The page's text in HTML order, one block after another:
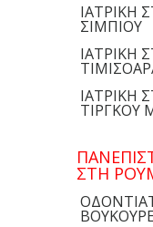
ΙΑΤΡΙΚΗ
ΣΙΜΠΙΟΥ
ΙΑΤΡΙΚΗ
ΙΑΤΡΙΚΗ
ΤΙΡΓΚΟΥ
ΣΤΗ